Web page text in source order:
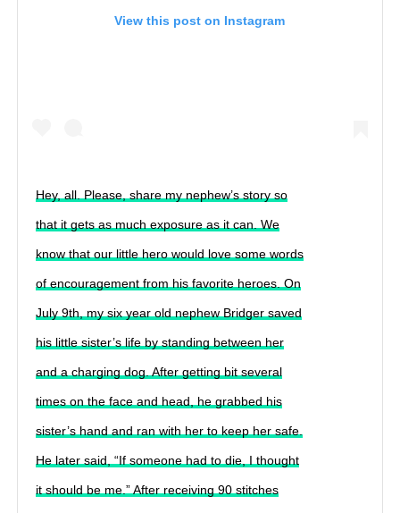
View this post on Instagram
Hey, all. Please, share my nephew’s story so
that it gets as much exposure as it can. We
know that our little hero would love some words
of encouragement from his favorite heroes. On
July 9th, my six year old nephew Bridger saved
his little sister’s life by standing between her
and a charging dog. After getting bit several
times on the face and head, he grabbed his
sister’s hand and ran with her to keep her safe.
He later said, “If someone had to die, I thought
it should be me.” After receiving 90 stitches